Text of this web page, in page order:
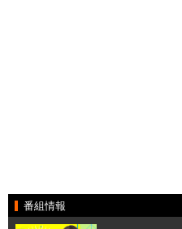
番組情報